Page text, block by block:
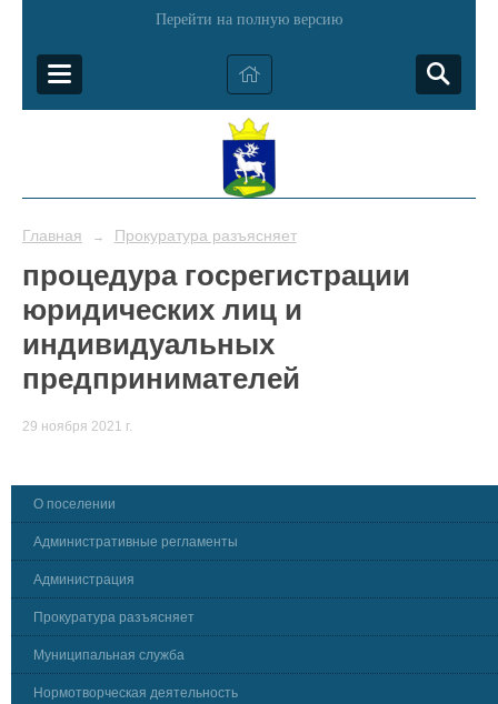
Перейти на полную версию
Главная → Прокуратура разъясняет
процедура госрегистрации
юридических лиц и
индивидуальных
предпринимателей
29 ноября 2021 г.
О поселении
Административные регламенты
Администрация
Прокуратура разъясняет
Муниципальная служба
Нормотворческая деятельность